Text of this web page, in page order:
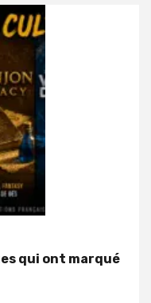
qui ont marqué